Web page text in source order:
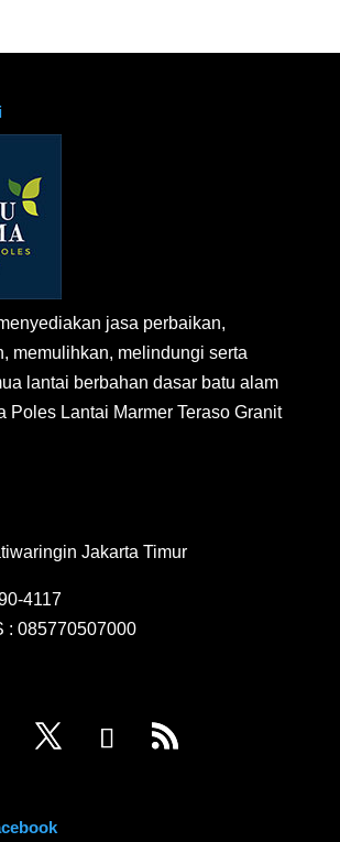
jasa perbaikan,
memulihkan, melindungi serta
lantai berbahan dasar batu alam
Poles Lantai Marmer Teraso Granit
Jakarta Timur
4117
: 085770507000